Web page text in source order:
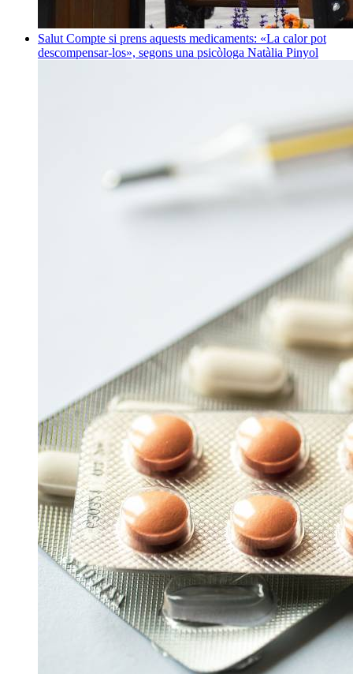
Salut Compte si prens aquests medicaments: «La calor pot
descompensar-los», segons una psicòloga Natàlia Pinyol